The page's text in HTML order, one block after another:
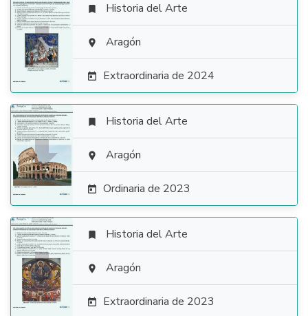

 Historia del Arte
 Aragón
 Extraordinaria de 2024

 Historia del Arte
 Aragón
 Ordinaria de 2023

 Historia del Arte
 Aragón
 Extraordinaria de 2023